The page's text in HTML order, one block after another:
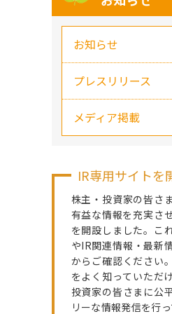
お知らせ
プレスリリース
メディア掲載
IR専用サイトを
株主・投資家の皆さ
有益な情報を充実さ
を開設しました。こ
やIR関連情報・最新
からご確認ください
をよく知っていただ
投資家の皆さまに公
リーな情報発信を行っ